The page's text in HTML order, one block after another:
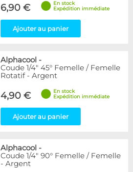
6,90 €
En stock
Expédition immédiate
Ajouter au panier
Alphacool -
Coude 1/4" 45° Femelle / Femelle
Rotatif - Argent
4,90 €
En stock
Expédition immédiate
Ajouter au panier
Alphacool -
Coude 1/4" 90° Femelle / Femelle
- Argent